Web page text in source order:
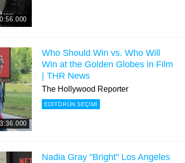
Who Should Win vs. Who Will
Win at the Golden Globes in Film
| THR News
The Hollywood Reporter
EDITÖRÜN SEÇIMI
Nadia Gray "Bright" Los Angeles